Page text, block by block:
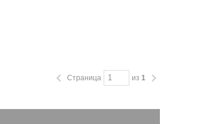
Страница из 1